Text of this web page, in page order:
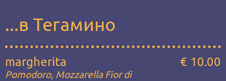
...в Тегамино
margherita
Pomodoro, Mozzarella Fior di
€ 10.00